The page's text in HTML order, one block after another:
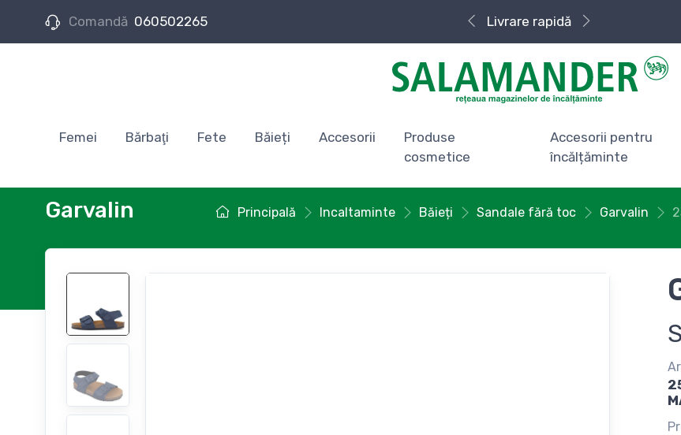
Comandă 060502265 Livrare rapidă
Femei Bărbaţi Fete Băieți Accesorii
Produse
cosmetice
Accesorii pentru
încălțăminte
Principală Incaltaminte Băieți Sandale fără toc Garvalin
Garvalin